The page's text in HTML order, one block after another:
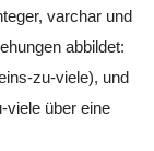
varchar und
abbildet:
zu-viele), und
viele über eine